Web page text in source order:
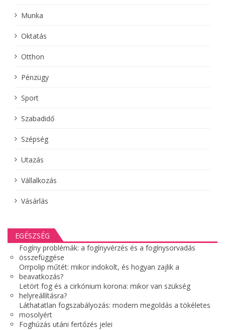
Munka
Oktatás
Otthon
Pénzügy
Sport
Szabadidő
Szépség
Utazás
Vállalkozás
Vásárlás
EGÉSZSÉG
Fogíny problémák: a fogínyvérzés és a fogínysorvadás
összefüggése
Orrpolip műtét: mikor indokolt, és hogyan zajlik a
beavatkozás?
Letört fog és a cirkónium korona: mikor van szükség
helyreállításra?
Láthatatlan fogszabályozás: modern megoldás a tökéletes
mosolyért
Foghúzás utáni fertőzés jelei